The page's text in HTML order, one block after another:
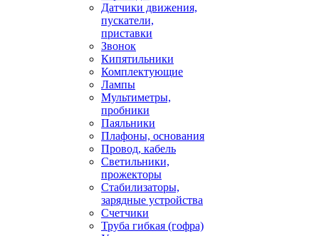
Датчики движения,
пускатели,
приставки
Звонок
Кипятильники
Комплектующие
Лампы
Мультиметры,
пробники
Паяльники
Плафоны, основания
Провод, кабель
Светильники,
прожекторы
Стабилизаторы,
зарядные устройства
Счетчики
Труба гибкая (гофра)